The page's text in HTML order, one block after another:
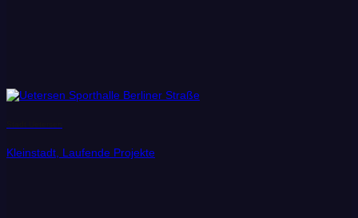
Kleinstadt, Laufende Projekte